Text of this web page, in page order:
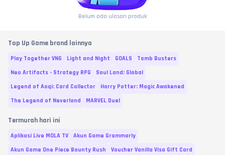
Belum ada ulasan produk
Top Up Game brand lainnya
Play Together VNG Light and Night GOALS
Tomb Busters
Neo Artifacts - Strategy RPG
Soul Land: Global
Legend of Aoqi: Card Collector
Harry Potter: Magic Awakened
The Legend of Neverland
MARVEL Duel
Termurah hari ini
Aplikasi Live MOLA TV
Akun Game Grammarly
Akun Game One Piece Bounty Rush
Voucher Vanilla Visa Gift Card